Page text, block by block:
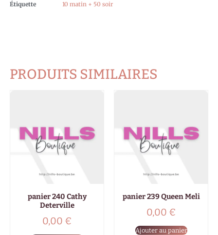
Étiquette
10 matin + 50 soir
PRODUITS SIMILAIRES
panier 240 Cathy
Deterville
0,00 €
panier 239 Queen Meli
0,00 €
Ajouter au panier